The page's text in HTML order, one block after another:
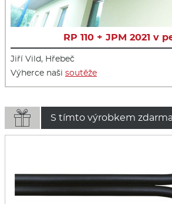
RP 110 + JPM 2021 v
Jiří Vild, Hřebeč
Výherce naši soutěže
 S tímto výrobkem